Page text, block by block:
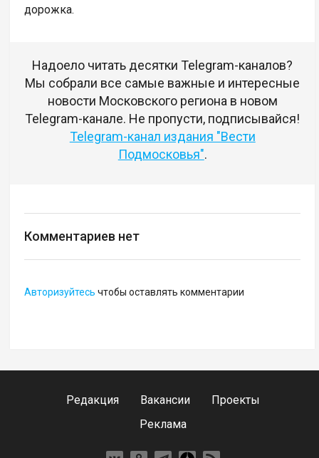
дорожка.
Надоело читать десятки Telegram-каналов?
Мы собрали все самые важные и интересные
новости Московского региона в новом
Telegram-канале. Не пропусти, подписывайся!
Telegram-канал издания "Вести
Подмосковья".
Комментариев нет
Авторизуйтесь чтобы оставлять комментарии
Редакция Вакансии
Проекты
Реклама